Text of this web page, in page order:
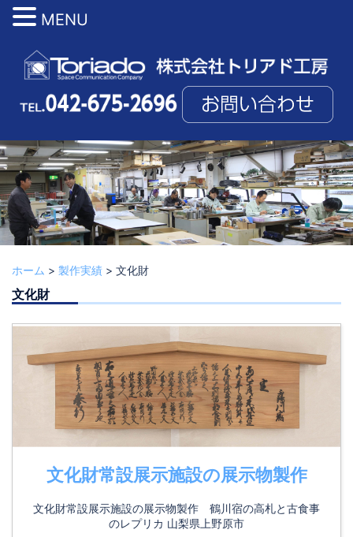
へ
ス
キ
ッ
プ
ホーム > 製作実績 > 文化財
文化財
文化財常設展示施設の展示物製作
文化財常設展示施設の展示物製作 鶴川宿の高札と古食事
のレプリカ 山梨県上野原市
MENU